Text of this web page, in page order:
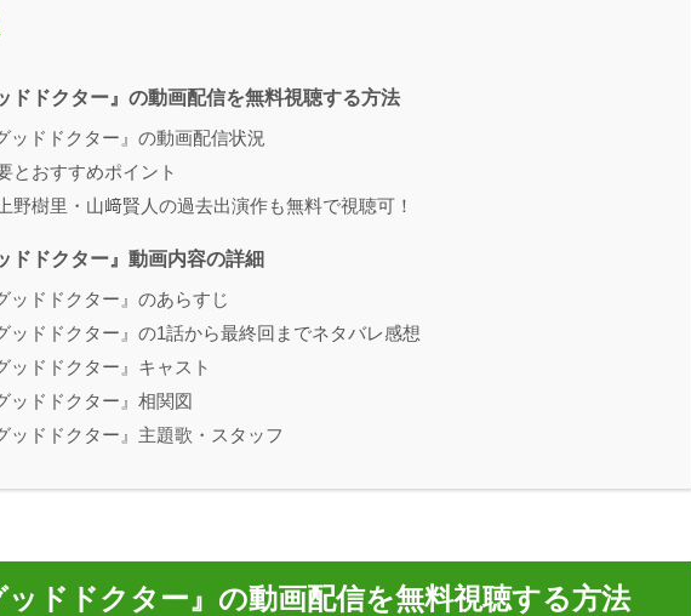
ドドクター』の動画配信を無料視聴する方法
ッドドクター』の動画配信状況
とおすすめポイント
野樹里・山﨑賢人の過去出演作も無料で視聴可！
ドドクター』動画内容の詳細
ッドドクター』のあらすじ
ッドドクター』の1話から最終回までネタバレ感想
ッドドクター』キャスト
ッドドクター』相関図
ッドドクター』主題歌・スタッフ
ッドドクター』の動画配信を無料視聴する方法